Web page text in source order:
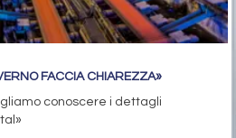
FACCIA CHIAREZZA»
conoscere i dettagli